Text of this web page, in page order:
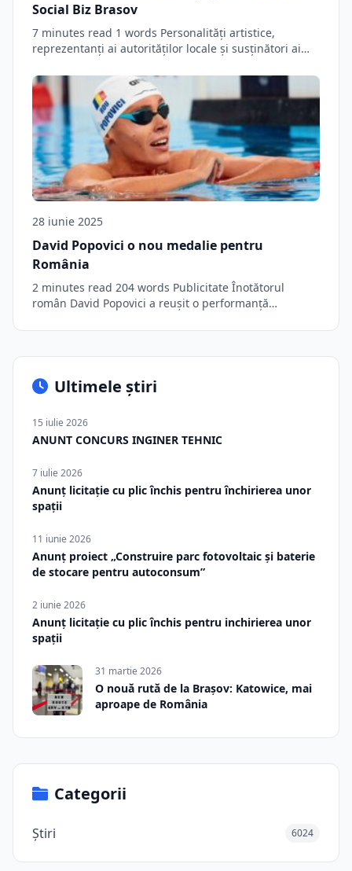
Social Biz Brasov
7 minutes read 1 words Personalități artistice,
reprezentanți ai autorităților locale și susținători ai
28 iunie 2025
David Popovici o nou medalie pentru
România
2 minutes read 204 words Publicitate Înotătorul
român David Popovici a reușit o performanță
Ultimele știri
15 iulie 2026
ANUNT CONCURS INGINER TEHNIC
7 iulie 2026
Anunț licitație cu plic închis pentru închirierea unor
spații
11 iunie 2026
Anunț proiect „Construire parc fotovoltaic și baterie
de stocare pentru autoconsum”
2 iunie 2026
Anunț licitație cu plic închis pentru inchirierea unor
spații
31 martie 2026
O nouă rută de la Brașov: Katowice, mai
aproape de România
Categorii
Știri 6024